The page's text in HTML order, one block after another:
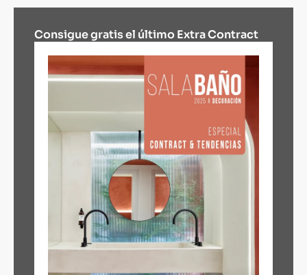
Consigue gratis el último Extra Contract